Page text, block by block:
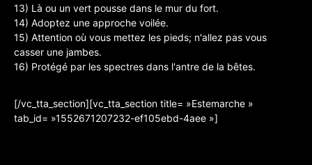
13) Là ou un vert pousse dans le mur du fort.
14) Adoptez une approche voilée.
15) Attention où vous mettez les pieds; n'allez pas vous
casser une jambes.
16) Protégé par les spectres dans l'antre de la bêtes.
[/vc_tta_section][vc_tta_section title= »Estemarche »
tab_id= »1552671207232-ef105ebd-4aee »]